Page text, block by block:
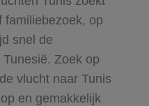
familiebezoek, op
snel de
Zoek op
vlucht naar Tunis
en gemakkelijk